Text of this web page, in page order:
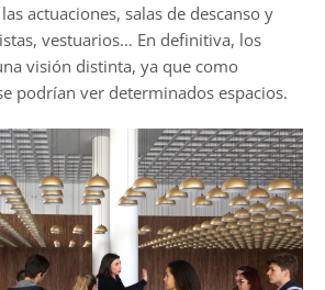
actuaciones, salas de descanso y
vestuarios… En definitiva, los
visión distinta, ya que como
podrían ver determinados espacios.